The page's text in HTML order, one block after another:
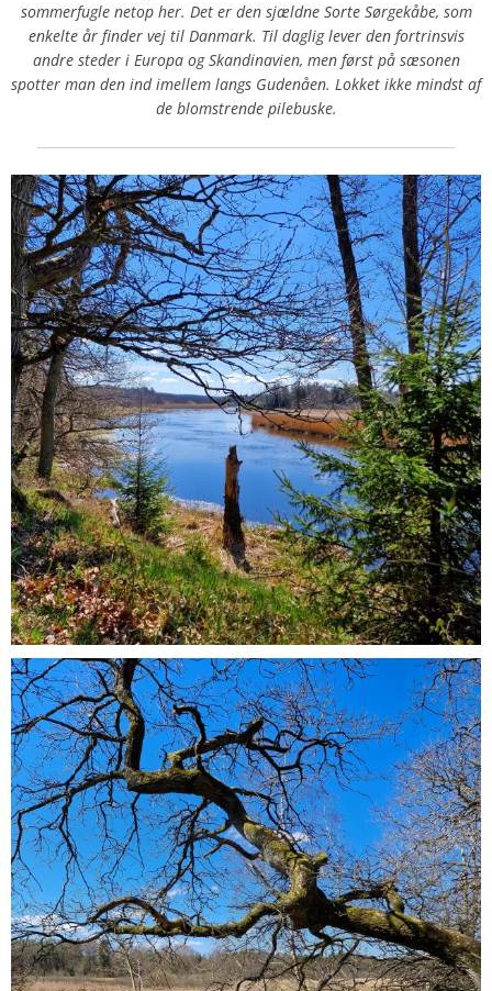
sommerfugle netop her. Det er den sjældne Sorte Sørgekåbe, som
enkelte år finder vej til Danmark. Til daglig lever den fortrinsvis
andre steder i Europa og Skandinavien, men først på sæsonen
spotter man den ind imellem langs Gudenåen. Lokket ikke mindst af
de blomstrende pilebuske.